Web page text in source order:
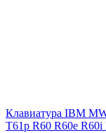
Клавиатура IBM
T61p R60 R60e